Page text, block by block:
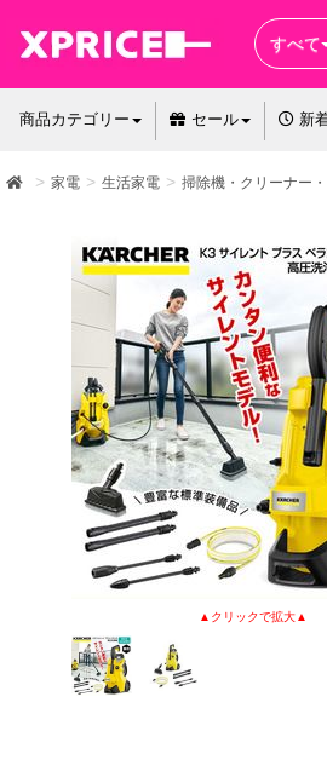
すべて
商品カテゴリー セール 新
家電 生活家電 掃除機・クリーナー